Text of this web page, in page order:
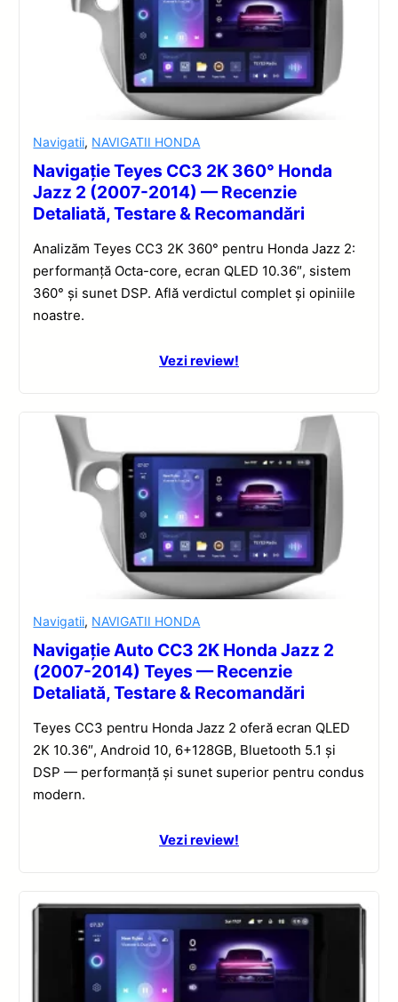
Navigatii, NAVIGATII HONDA
Navigație Teyes CC3 2K 360° Honda
Jazz 2 (2007-2014) — Recenzie
Detaliată, Testare & Recomandări
Analizăm Teyes CC3 2K 360° pentru Honda Jazz 2:
performanță Octa-core, ecran QLED 10.36″, sistem
360° și sunet DSP. Află verdictul complet și opiniile
noastre.
Vezi review!
Navigatii, NAVIGATII HONDA
Navigație Auto CC3 2K Honda Jazz 2
(2007-2014) Teyes — Recenzie
Detaliată, Testare & Recomandări
Teyes CC3 pentru Honda Jazz 2 oferă ecran QLED
2K 10.36″, Android 10, 6+128GB, Bluetooth 5.1 și
DSP — performanță și sunet superior pentru condus
modern.
Vezi review!